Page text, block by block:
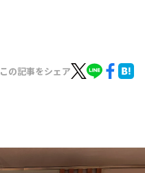
この記事をシェア